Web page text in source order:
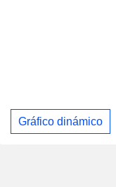
Gráfico dinámico